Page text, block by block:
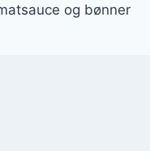
og bønner